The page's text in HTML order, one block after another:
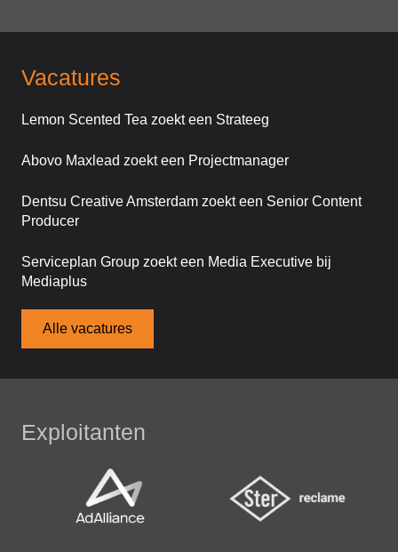
Vacatures
Lemon Scented Tea zoekt een Strateeg
Abovo Maxlead zoekt een Projectmanager
Dentsu Creative Amsterdam zoekt een Senior Content
Producer
Serviceplan Group zoekt een Media Executive bij
Mediaplus
Alle vacatures
Exploitanten